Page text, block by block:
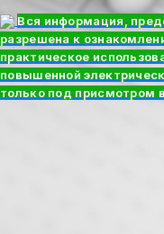
Вся информация,
разрешена к
практическое
повышенной
только под присмотром